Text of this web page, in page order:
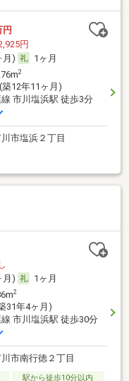
円
円
月)
1ヶ月
2
12年11ヶ月)
線 市川塩浜駅 徒歩3分
市塩浜２丁目
月)
1ヶ月
2
31年4ヶ月)
線 市川塩浜駅 徒歩30分
市南行徳２丁目
駅から徒歩10分以内